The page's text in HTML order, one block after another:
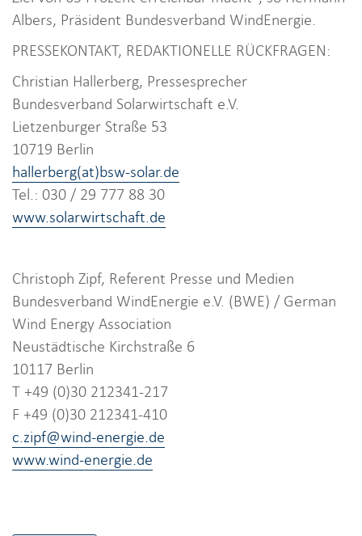
Albers, Präsident Bundesverband WindEnergie.
PRESSEKONTAKT, REDAKTIONELLE RÜCKFRAGEN:
Christian Hallerberg, Pressesprecher
Bundesverband Solarwirtschaft e.V.
Lietzenburger Straße 53
10719 Berlin
hallerberg(at)bsw-solar.de
Tel.: 030 / 29 777 88 30
www.solarwirtschaft.de
Christoph Zipf, Referent Presse und Medien
Bundesverband WindEnergie e.V. (BWE) / German
Wind Energy Association
Neustädtische Kirchstraße 6
10117 Berlin
T +49 (0)30 212341-217
F +49 (0)30 212341-410
c.zipf@wind-energie.de
www.wind-energie.de